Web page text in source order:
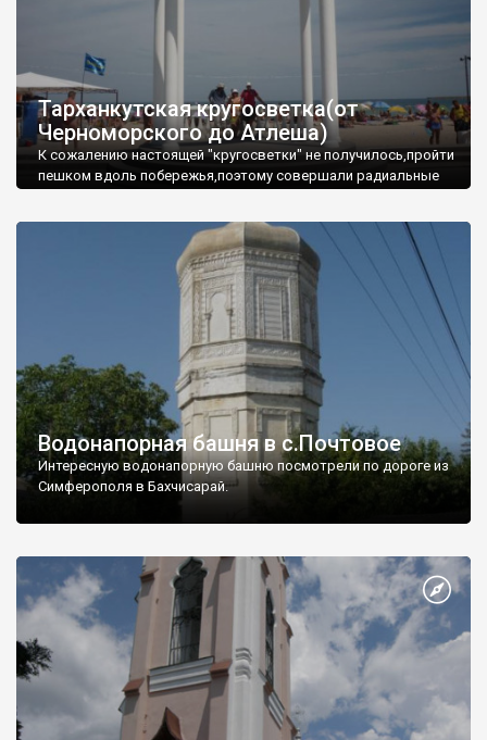
Тарханкутская кругосветка(от
Черноморского до Атлеша)
К сожалению настоящей "кругосветки" не получилось,пройти
пешком вдоль побережья,поэтому совершали радиальные
Водонапорная башня в с.Почтовое
Интересную водонапорную башню посмотрели по дороге из
Симферополя в Бахчисарай.